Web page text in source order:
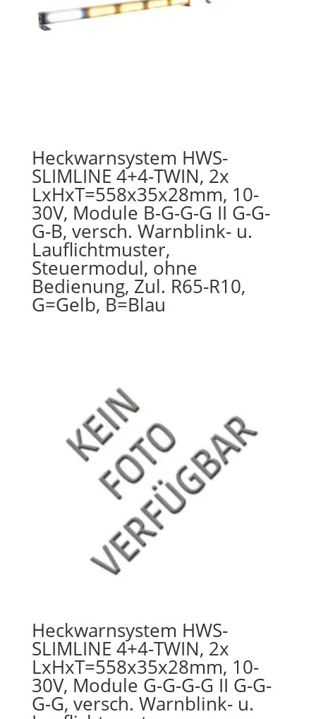
Heckwarnsystem HWS-
SLIMLINE 4+4-TWIN, 2x
LxHxT=558x35x28mm, 10-
30V, Module B-G-G-G II G-G-
G-B, versch. Warnblink- u.
Lauflichtmuster,
Steuermodul, ohne
Bedienung, Zul. R65-R10,
G=Gelb, B=Blau
Heckwarnsystem HWS-
SLIMLINE 4+4-TWIN, 2x
LxHxT=558x35x28mm, 10-
30V, Module G-G-G-G II G-G-
G-G, versch. Warnblink- u.